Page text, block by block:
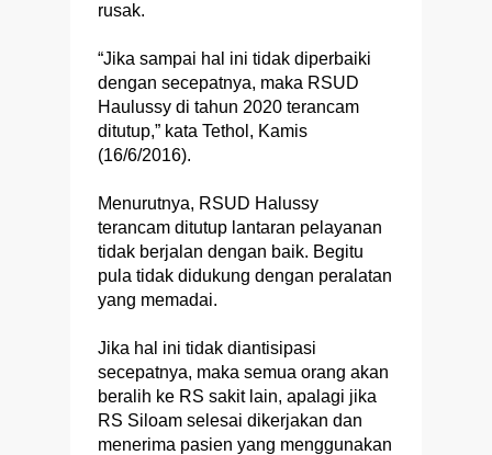
rusak.
“Jika sampai hal ini tidak diperbaiki
dengan secepatnya, maka RSUD
Haulussy di tahun 2020 terancam
ditutup,” kata Tethol, Kamis
(16/6/2016).
Menurutnya, RSUD Halussy
terancam ditutup lantaran pelayanan
tidak berjalan dengan baik. Begitu
pula tidak didukung dengan peralatan
yang memadai.
Jika hal ini tidak diantisipasi
secepatnya, maka semua orang akan
beralih ke RS sakit lain, apalagi jika
RS Siloam selesai dikerjakan dan
menerima pasien yang menggunakan